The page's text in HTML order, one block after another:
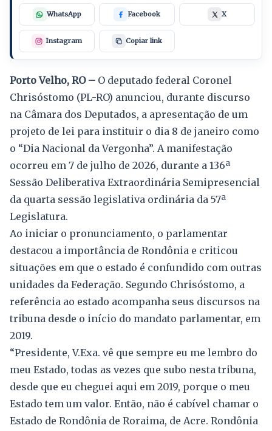
WhatsApp Facebook X
Instagram Copiar link
Porto Velho, RO – O deputado federal Coronel
Chrisóstomo (PL-RO) anunciou, durante discurso
na Câmara dos Deputados, a apresentação de um
projeto de lei para instituir o dia 8 de janeiro como
o “Dia Nacional da Vergonha”. A manifestação
ocorreu em 7 de julho de 2026, durante a 136ª
Sessão Deliberativa Extraordinária Semipresencial
da quarta sessão legislativa ordinária da 57ª
Legislatura.
Ao iniciar o pronunciamento, o parlamentar
destacou a importância de Rondônia e criticou
situações em que o estado é confundido com outras
unidades da Federação. Segundo Chrisóstomo, a
referência ao estado acompanha seus discursos na
tribuna desde o início do mandato parlamentar, em
2019.
“Presidente, V.Exa. vê que sempre eu me lembro do
meu Estado, todas as vezes que subo nesta tribuna,
desde que eu cheguei aqui em 2019, porque o meu
Estado tem um valor. Então, não é cabível chamar o
Estado de Rondônia de Roraima, de Acre. Rondônia